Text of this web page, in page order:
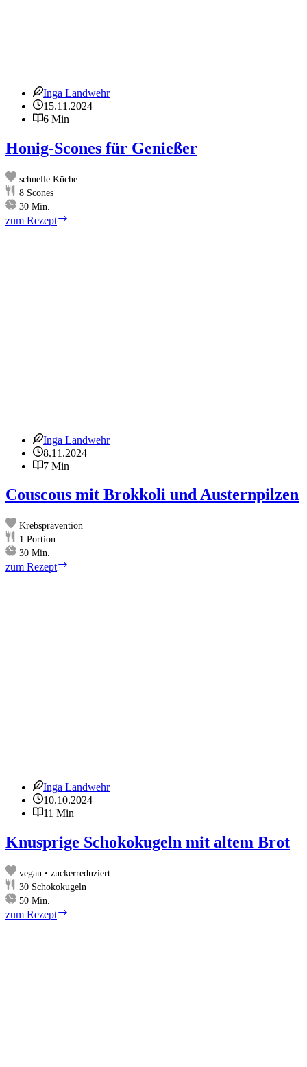
Inga Landwehr
15.11.2024
6 Min
Honig-Scones für Genießer
schnelle Küche
8 Scones
30Minuten
Min.
zum Rezept
Inga Landwehr
8.11.2024
7 Min
Couscous mit Brokkoli und Austernpilzen
Krebsprävention
1 Portion
30Minuten
Min.
zum Rezept
Inga Landwehr
10.10.2024
11 Min
Knusprige Schokokugeln mit altem Brot
vegan • zuckerreduziert
30 Schokokugeln
50Minuten
Min.
zum Rezept